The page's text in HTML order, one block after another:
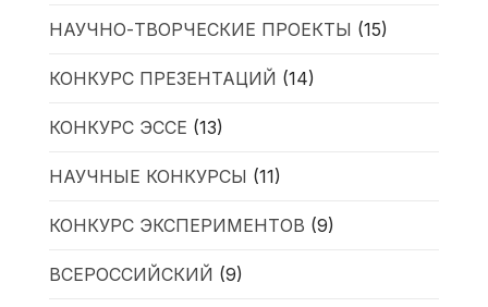
НАУЧНО-ТВОРЧЕСКИЕ ПРОЕКТЫ (15)
КОНКУРС ПРЕЗЕНТАЦИЙ (14)
КОНКУРС ЭССЕ (13)
НАУЧНЫЕ КОНКУРСЫ (11)
КОНКУРС ЭКСПЕРИМЕНТОВ (9)
ВСЕРОССИЙСКИЙ (9)